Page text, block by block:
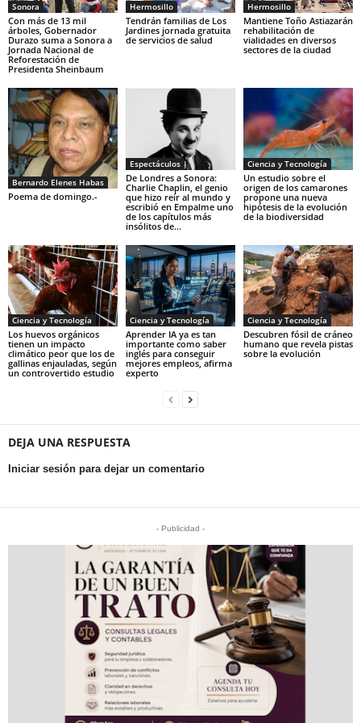
Sonora
Con más de 13 mil
árboles, Gobernador
Durazo suma a Sonora a
Jornada Nacional de
Reforestación de
Presidenta Sheinbaum
Hermosillo
Tendrán familias de Los
Jardines jornada gratuita
de servicios de salud
Hermosillo
Mantiene Toño Astiazarán
rehabilitación de
vialidades en diversos
sectores de la ciudad
Bernardo Elenes Habas
Poema de domingo.-
Espectáculos
De Londres a Sonora:
Charlie Chaplin, el genio
que hizo reír al mundo y
escribió en Empalme uno
de los capítulos más
insólitos de...
Ciencia y Tecnología
Un estudio sobre el
origen de los camarones
propone una nueva
hipótesis de la evolución
de la biodiversidad
Ciencia y Tecnología
Los huevos orgánicos
tienen un impacto
climático peor que los de
gallinas enjauladas, según
un controvertido estudio
Ciencia y Tecnología
Aprender IA ya es tan
importante como saber
inglés para conseguir
mejores empleos, afirma
experto
Ciencia y Tecnología
Descubren fósil de cráneo
humano que revela pistas
sobre la evolución
DEJA UNA RESPUESTA
Iniciar sesión para dejar un comentario
- Publicidad -